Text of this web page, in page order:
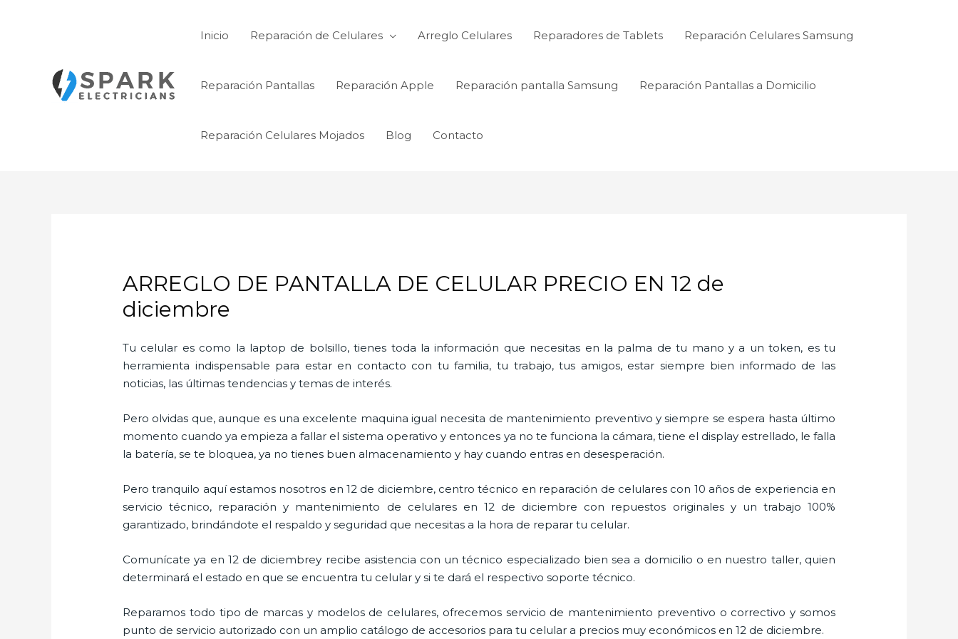
Inicio Reparación de Celulares Arreglo Celulares Reparadores de Tablets Reparación Celulares Samsung
Reparación Pantallas Reparación Apple Reparación pantalla Samsung Reparación Pantallas a Domicilio
Reparación Celulares Mojados Blog Contacto
ARREGLO DE PANTALLA DE CELULAR PRECIO EN 12 de
diciembre
Tu celular es como la laptop de bolsillo, tienes toda la información que necesitas en la palma de tu mano y a un token, es tu
herramienta indispensable para estar en contacto con tu familia, tu trabajo, tus amigos, estar siempre bien informado de las
noticias, las últimas tendencias y temas de interés.
Pero olvidas que, aunque es una excelente maquina igual necesita de mantenimiento preventivo y siempre se espera hasta último
momento cuando ya empieza a fallar el sistema operativo y entonces ya no te funciona la cámara, tiene el display estrellado, le falla
la batería, se te bloquea, ya no tienes buen almacenamiento y hay cuando entras en desesperación.
Pero tranquilo aquí estamos nosotros en 12 de diciembre, centro técnico en reparación de celulares con 10 años de experiencia en
servicio técnico, reparación y mantenimiento de celulares en 12 de diciembre con repuestos originales y un trabajo 100%
garantizado, brindándote el respaldo y seguridad que necesitas a la hora de reparar tu celular.
Comunícate ya en 12 de diciembrey recibe asistencia con un técnico especializado bien sea a domicilio o en nuestro taller, quien
determinará el estado en que se encuentra tu celular y si te dará el respectivo soporte técnico.
Reparamos todo tipo de marcas y modelos de celulares, ofrecemos servicio de mantenimiento preventivo o correctivo y somos
punto de servicio autorizado con un amplio catálogo de accesorios para tu celular a precios muy económicos en 12 de diciembre.